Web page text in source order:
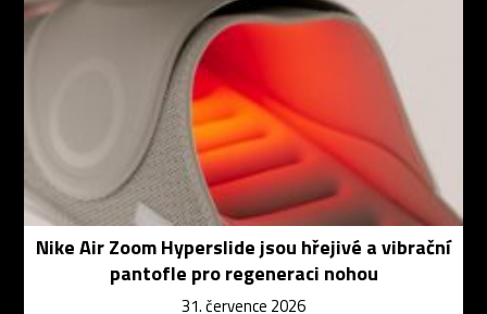
Nike Air Zoom Hyperslide jsou hřejivé a vibrační
pantofle pro regeneraci nohou
31. července 2026